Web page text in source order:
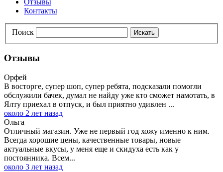
Отзывы
Контакты
Поиск Искать
Отзывы
Орфей
В восторге, супер шоп, супер ребята, подсказали помогли
обслужили бачек, думал не найду уже кто сможет намотать, в
Ялту приехал в отпуск, и был приятно удивлен ...
около 2 лет назад
Ольга
Отличный магазин. Уже не первый год хожу именно к ним.
Всегда хорошие цены, качественные товары, новые
актуальные вкусы, у меня еще и скидуха есть как у
постоянника. Всем...
около 3 лет назад